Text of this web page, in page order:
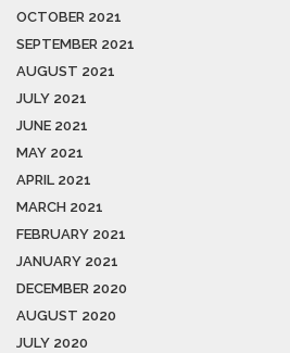
OCTOBER 2021
SEPTEMBER 2021
AUGUST 2021
JULY 2021
JUNE 2021
MAY 2021
APRIL 2021
MARCH 2021
FEBRUARY 2021
JANUARY 2021
DECEMBER 2020
AUGUST 2020
JULY 2020